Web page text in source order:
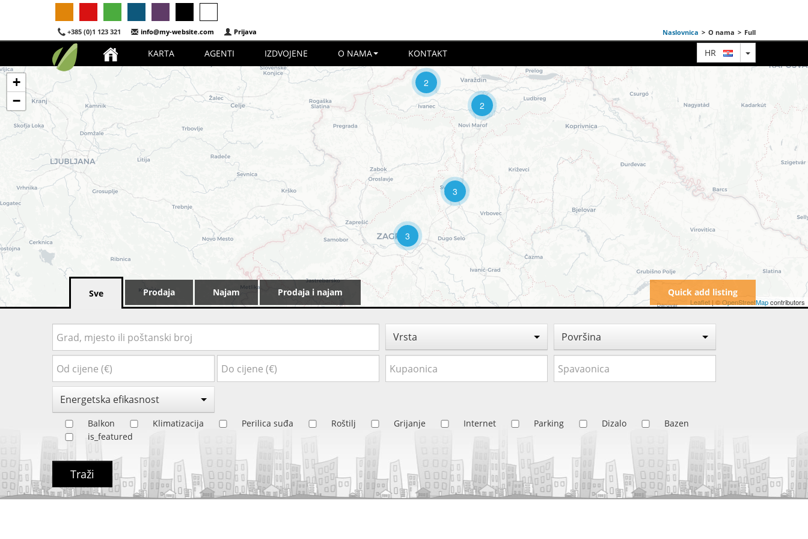
+385 (0)1 123 321 info@my-website.com Prijava Naslovnica > O nama > Full
HR TOGGLE
KARTA AGENTI IZDVOJENE O NAMA KONTAKT
3
3
2
2
+
−
Leaflet | ©OpenStreetMapcontributors
Sve Prodaja Najam Prodaja i najam Quick add listing
Vrsta Površina
Energetska efikasnost
Balkon Klimatizacija Perilica suđa Roštilj Grijanje Internet Parking Dizalo
Bazen
is_featured
Traži